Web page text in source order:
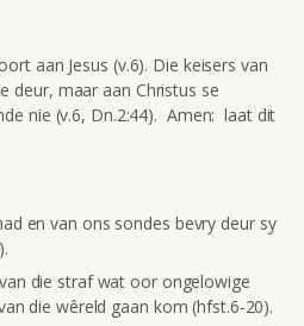
aan Jesus (v.6). Die keisers van
deur, maar aan Christus se
nie (v.6, Dn.2:44). Amen: laat dit
en van ons sondes bevry deur sy
die straf wat oor ongelowige
die wêreld gaan kom (hfst.6-20).